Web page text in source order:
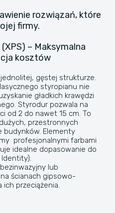
rozwiązań, które
firmy.
– Maksymalna
kosztów
gęstej strukturze.
styropianu nie
gładkich krawędzi
Styrodur pozwala na
od 2 do nawet 15 cm. To
przestronnych
budynków. Elementy
profesjonalnymi farbami
idealne dopasowanie do
lub
ścianach gipsowo-
ich przeciążenia.